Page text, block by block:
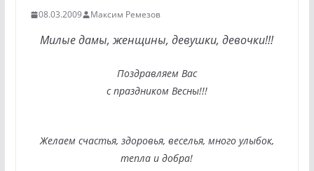
08.03.2009 Максим Ремезов
Милые дамы, женщины, девушки, девочки!!!
Поздравляем Вас
с праздником Весны!!!
Желаем счастья, здоровья, веселья, много улыбок,
тепла и добра!